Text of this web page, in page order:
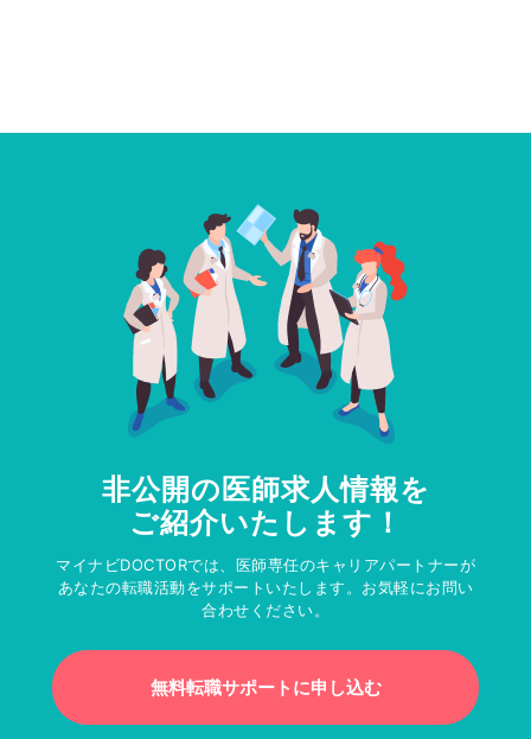
非公開の医師求人情報を
ご紹介いたします！
マイナビDOCTORでは、医師専任のキャリアパートナーが
あなたの転職活動をサポートいたします。お気軽にお問い
合わせください。
無料転職サポートに申し込む